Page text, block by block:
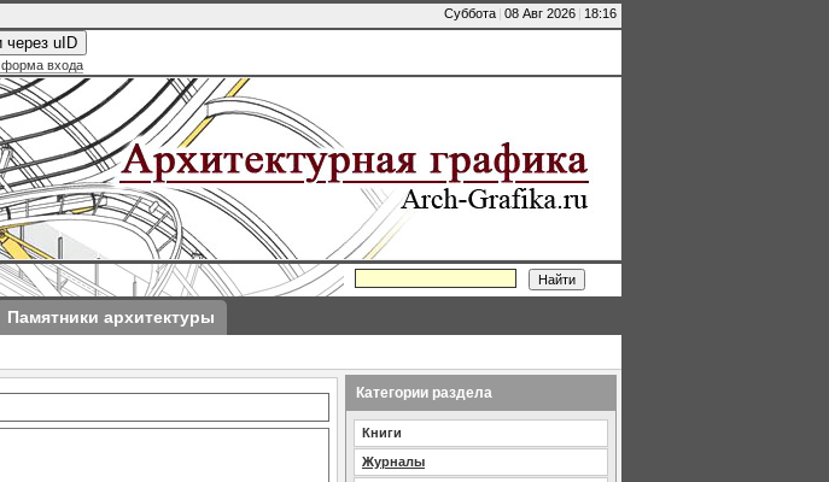
Суббота | 08 Авг 2026 | 18:16
через uID
входа
Памятники архитектуры
Категории раздела
Книги
Журналы